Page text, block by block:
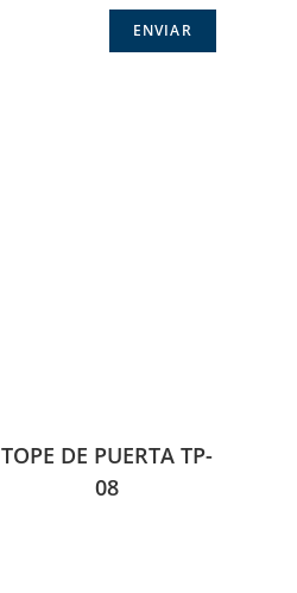
TOPE DE PUERTA TP-
08